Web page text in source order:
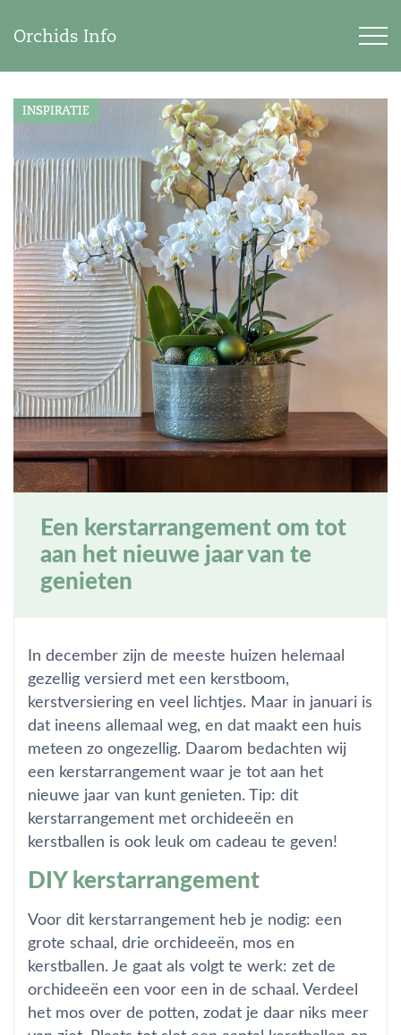
Orchids Info
INSPIRATIE
Een kerstarrangement om tot
aan het nieuwe jaar van te
genieten
In december zijn de meeste huizen helemaal
gezellig versierd met een kerstboom,
kerstversiering en veel lichtjes. Maar in januari is
dat ineens allemaal weg, en dat maakt een huis
meteen zo ongezellig. Daarom bedachten wij
een kerstarrangement waar je tot aan het
nieuwe jaar van kunt genieten. Tip: dit
kerstarrangement met orchideeën en
kerstballen is ook leuk om cadeau te geven!
DIY kerstarrangement
Voor dit kerstarrangement heb je nodig: een
grote schaal, drie orchideeën, mos en
kerstballen. Je gaat als volgt te werk: zet de
orchideeën een voor een in de schaal. Verdeel
het mos over de potten, zodat je daar niks meer